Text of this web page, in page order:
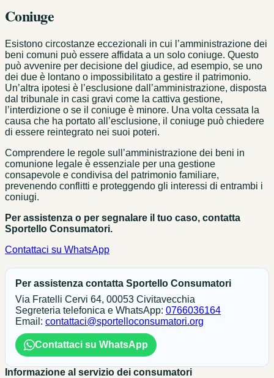
Coniuge
Esistono circostanze eccezionali in cui l’amministrazione dei
beni comuni può essere affidata a un solo coniuge. Questo
può avvenire per decisione del giudice, ad esempio, se uno
dei due è lontano o impossibilitato a gestire il patrimonio.
Un’altra ipotesi è l’esclusione dall’amministrazione, disposta
dal tribunale in casi gravi come la cattiva gestione,
l’interdizione o se il coniuge è minore. Una volta cessata la
causa che ha portato all’esclusione, il coniuge può chiedere
di essere reintegrato nei suoi poteri.
Comprendere le regole sull’amministrazione dei beni in
comunione legale è essenziale per una gestione
consapevole e condivisa del patrimonio familiare,
prevenendo conflitti e proteggendo gli interessi di entrambi i
coniugi.
Per assistenza o per segnalare il tuo caso, contatta
Sportello Consumatori.
Contattaci su WhatsApp
Per assistenza contatta Sportello Consumatori
Via Fratelli Cervi 64, 00053 Civitavecchia
Segreteria telefonica e WhatsApp: 0766036164
Email: contattaci@sportelloconsumatori.org
Contattaci su WhatsApp
Informazione al servizio dei consumatori